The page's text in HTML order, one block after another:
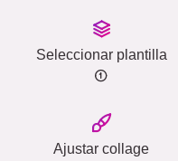
Seleccionar plantilla
Ajustar collage